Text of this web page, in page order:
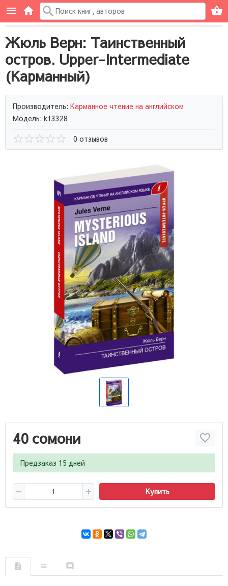
Жюль Верн: Таинственный
остров. Upper-Intermediate
(Карманный)
Производитель: Карманное чтение на английском
Модель: k13328
0 отзывов
40 сомони
Предзаказ 15 дней
Купить